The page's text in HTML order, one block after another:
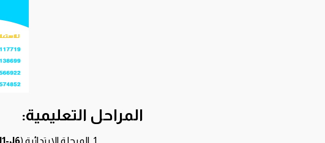
المراحل التعليمية:
المرحلة الابتدائية (J6):